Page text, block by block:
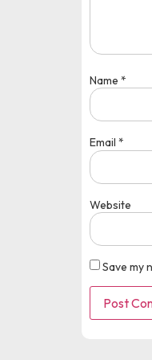
Name *
Email *
Website
Save my